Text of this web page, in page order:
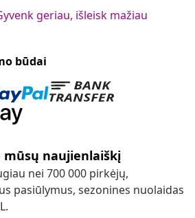
geriau, išleisk mažiau
būdai
naujienlaiškį
nei 700 000 pirkėjų,
pasiūlymus, sezonines nuolaidas